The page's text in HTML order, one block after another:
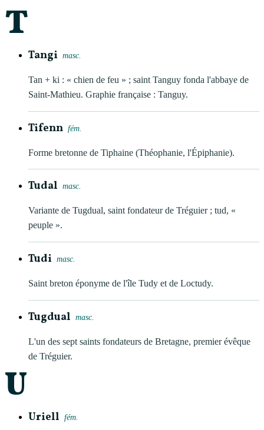
T
Tangi masc.
Tan + ki : « chien de feu » ; saint Tanguy fonda l'abbaye de
Saint-Mathieu. Graphie française : Tanguy.
Tifenn fém.
Forme bretonne de Tiphaine (Théophanie, l'Épiphanie).
Tudal masc.
Variante de Tugdual, saint fondateur de Tréguier ; tud, «
peuple ».
Tudi masc.
Saint breton éponyme de l'île Tudy et de Loctudy.
Tugdual masc.
L'un des sept saints fondateurs de Bretagne, premier évêque
de Tréguier.
U
Uriell fém.